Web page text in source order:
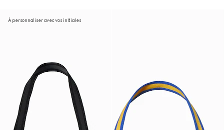
À personnaliser avec vos initiales